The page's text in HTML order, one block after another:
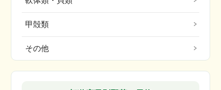
甲殻類
その他